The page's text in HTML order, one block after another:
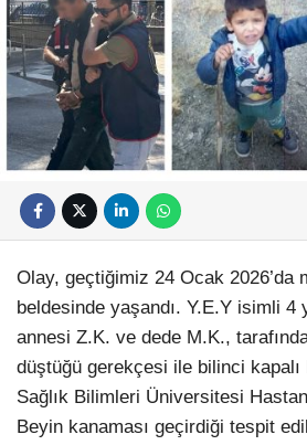
Olay, geçtiğimiz 24 Ocak 2026’da
beldesinde yaşandı. Y.E.Y isimli 4
annesi Z.K. ve dede M.K.,
düştüğü gerekçesi ile bilinci
Sağlık Bilimleri Üniversitesi
Beyin kanaması geçirdiği tespit